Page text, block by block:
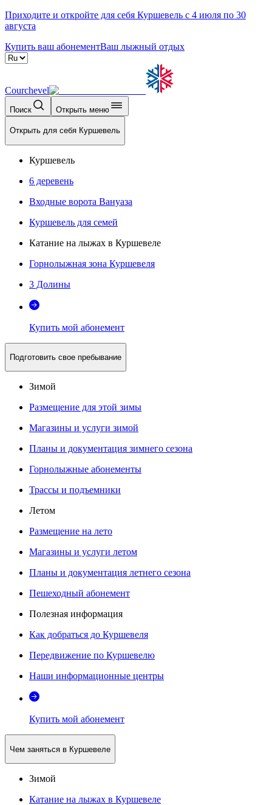
Приходите и откройте для себя Куршевель с 4 июля по 30
августа
Купить ваш абонементВаш лыжный отдых
Courchevel
Поиск Открыть меню
Открыть для себя Куршевель
Куршевель
6 деревень
Входные ворота Вануаза
Куршевель для семей
Катание на лыжах в Куршевеле
Горнолыжная зона Куршевеля
3 Долины
Купить мой абонемент
Подготовить свое пребывание
Зимой
Размещение для этой зимы
Магазины и услуги зимой
Планы и документация зимнего сезона
Горнолыжные абонементы
Трассы и подъемники
Летом
Размещение на лето
Магазины и услуги летом
Планы и документация летнего сезона
Пешеходный абонемент
Полезная информация
Как добраться до Куршевеля
Передвижение по Куршевелю
Наши информационные центры
Купить мой абонемент
Чем заняться в Куршевеле
Зимой
Катание на лыжах в Куршевеле